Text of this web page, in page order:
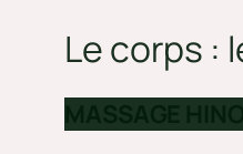
Le corps :